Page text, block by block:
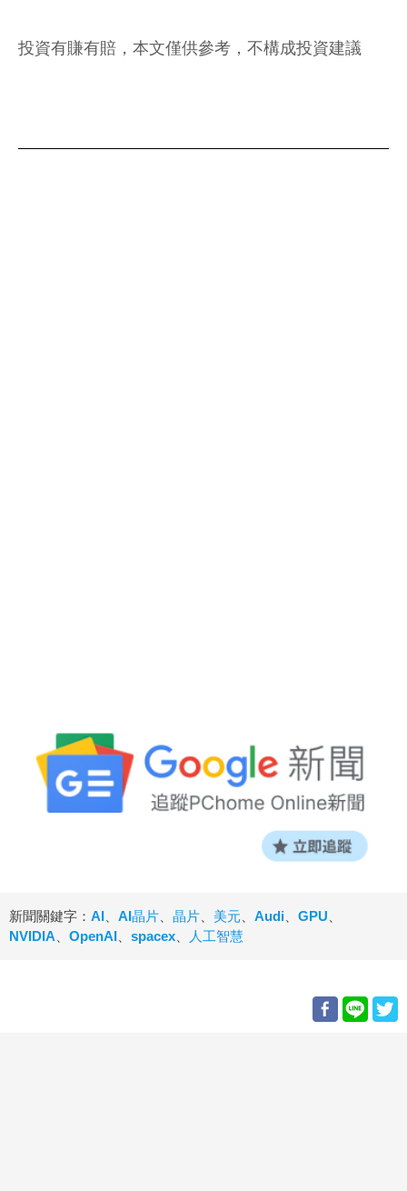
投資有賺有賠，本文僅供參考，不構成投資建議
新聞關鍵字： AI AI晶片 晶片 美元 Audi GPU
NVIDIA
OpenAI spacex 人工智慧